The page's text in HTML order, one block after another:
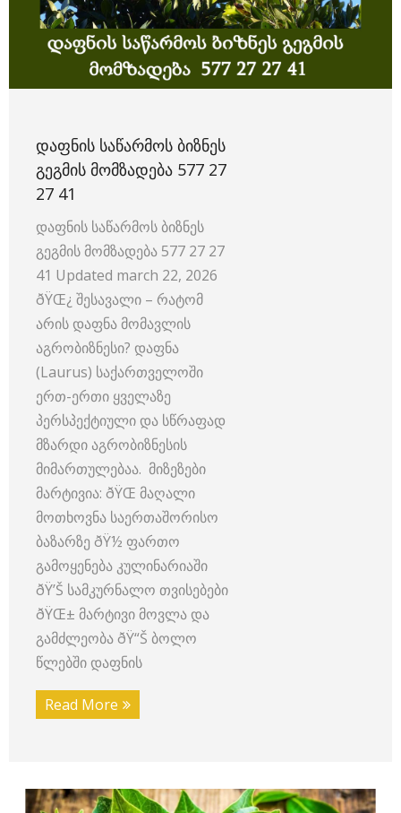
ᲓᲐᲤᲜᲘᲡ ᲡᲐᲬᲐᲠᲛᲝᲡ ᲑᲘᲖᲜᲔᲡ
ᲒᲔᲒᲛᲘᲡ ᲛᲝᲛᲖᲐᲓᲔᲑᲐ 577 27
27 41
დაფნის საწარმოს ბიზნეს
გეგმის მომზადება 577 27 27
41 Updated march 22, 2026
ðŸŒ¿ შესავალი – რატომ
არის დაფნა მომავლის
აგრობიზნესი? დაფნა
(Laurus) საქართველოში
ერთ-ერთი ყველაზე
პერსპექტიული და სწრაფად
მზარდი აგრობიზნესის
მიმართულებაა. მიზეზები
მარტივია: ðŸŒ მაღალი
მოთხოვნა საერთაშორისო
ბაზარზე ðŸ½️ ფართო
გამოყენება კულინარიაში
ðŸ’Š სამკურნალო თვისებები
ðŸŒ± მარტივი მოვლა და
გამძლეობა ðŸ“Š ბოლო
წლებში დაფნის
Read More